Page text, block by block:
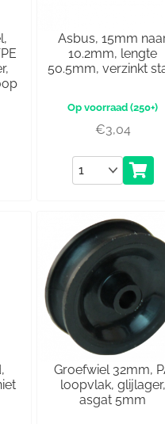
Asbus, 15mm
10.2mm, lengte
50.5mm, verzinkt
(250+)
€3,04
Aantal
Groefwiel 32mm,
loopvlak, glijlager,
asgat 5mm